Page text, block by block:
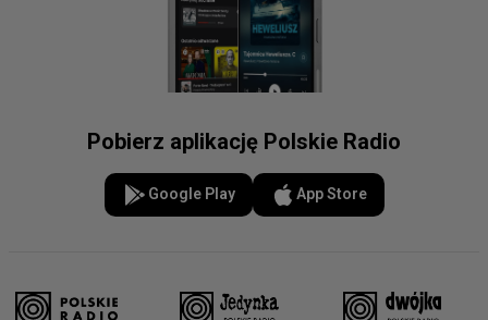
Pobierz aplikację Polskie Radio
Google Play App Store